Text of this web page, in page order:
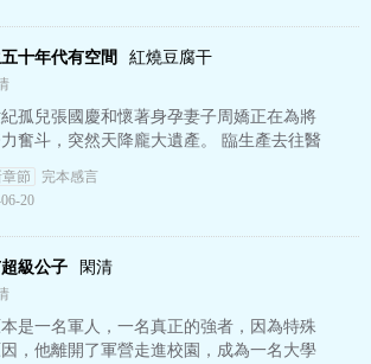
十年代有空間 紅燒豆腐干
孤兒張國慶和懷著身孕妻子周嬌正在為將
奮斗，突然天降龐大遺產。 臨生產去往醫
發生了人為預謀的車禍，雙雙穿越到50年
北農村的一對小…
節
完本感言
20
級公子 閑清
是一名軍人，一名真正的強者，因為特殊
，他離開了軍營走進校園，成為一名大學